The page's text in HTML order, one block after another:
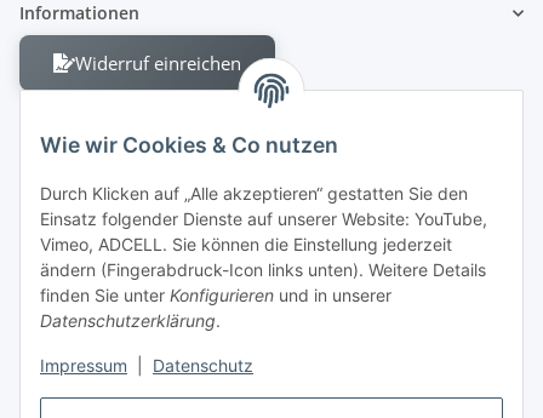
Wie wir Cookies & Co nutzen
Durch Klicken auf „Alle akzeptieren“ gestatten Sie den
Einsatz folgender Dienste auf unserer Website: YouTube,
Vimeo, ADCELL. Sie können die Einstellung jederzeit
ändern (Fingerabdruck-Icon links unten). Weitere Details
finden Sie unter Konfigurieren und in unserer
Datenschutzerklärung.
Impressum Datenschutz
Informationen
Widerruf einreichen
Berliner Allee 38
13088 Berlin
Shop +49 30 4280 2070
Fax +49 30 4280 2071